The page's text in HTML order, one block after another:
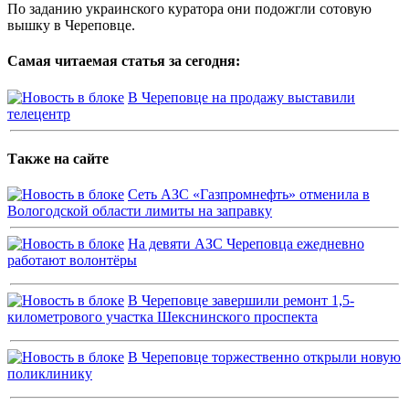
По заданию украинского куратора они подожгли сотовую
вышку в Череповце.
Самая читаемая статья за сегодня:
В Череповце на продажу выставили
телецентр
Также на сайте
Сеть АЗС «Газпромнефть» отменила в
Вологодской области лимиты на заправку
На девяти АЗС Череповца ежедневно
работают волонтёры
В Череповце завершили ремонт 1,5-
километрового участка Шекснинского проспекта
В Череповце торжественно открыли новую
поликлинику